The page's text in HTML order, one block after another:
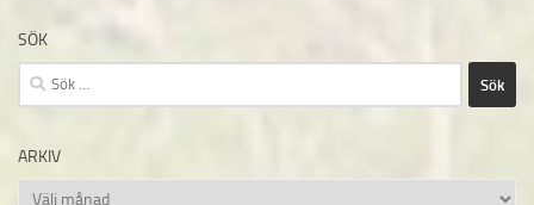
SÖK
Sök
efter:
ARKIV
Arkiv